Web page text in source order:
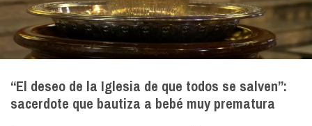
“El deseo de la Iglesia de que todos se salven”:
sacerdote que bautiza a bebé muy prematura